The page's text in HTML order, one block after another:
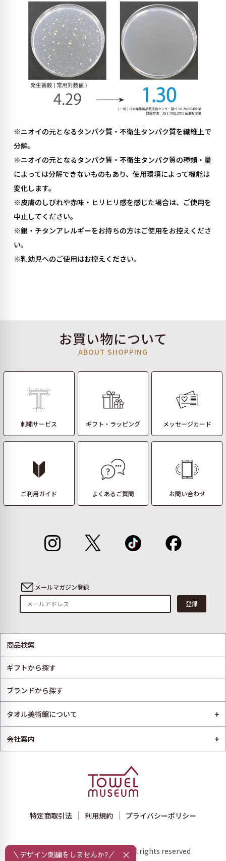
※ニオイの元となるタンパク質・不衛生タンパク質を繊維上で
分解。
※ニオイの元となるタンパク質・不衛生タンパク質の種類・量
によっては分解できないものもあり、使用環境によって機能は
変化します。
※皮膚のしびれや赤味・ヒリヒリ感を感じた場合は、ご使用を
中止してください。
※銀・チタンアレルギーをお持ちの方はご使用をお控えくださ
い。
※乳幼児へのご使用はお控えください。
お買い物について
ABOUT SHOPPING
刺繍サービス ギフト・ラッピング メッセージカード
ご利用ガイド よくあるご質問 お問い合わせ
メールマガジン登録
登録
商品検索
ギフトから探す
ブランドから探す
タオル美術館について +
会社案内 +
特定商取引法 利用規約 プライバシーポリシー
Copyright © towelmuseum All rights reserved
＼デザイン刺繍をしませんか?／